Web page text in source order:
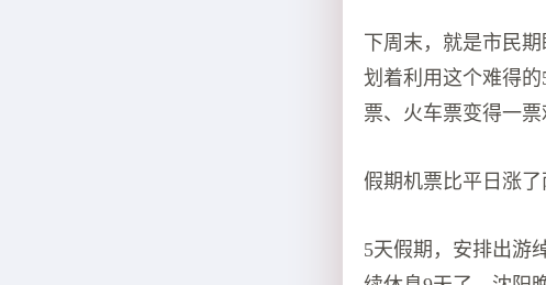
下周末，就是市民
划着利用这个难得
票、火车票变得一票
假期机票比平日涨
5天假期，安排出游